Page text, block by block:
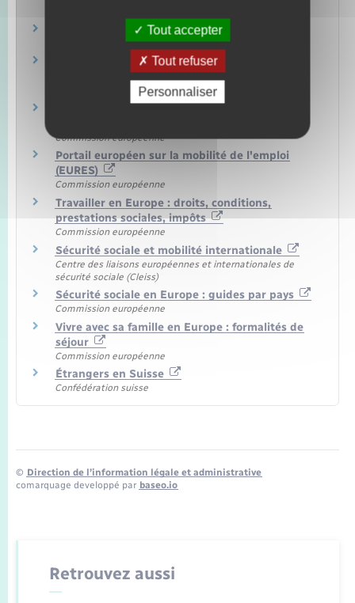
Site officiel de l'Union européenne
Commission européenne
Europe Direct : vous avez des questions sur
Commission européenne
Commission européenne
Portail européen sur la mobilité de l'emploi
(EURES)
Commission européenne
Travailler en Europe : droits, conditions,
prestations sociales, impôts
Commission européenne
Sécurité sociale et mobilité internationale
Centre des liaisons européennes et internationales de
sécurité sociale (Cleiss)
Sécurité sociale en Europe : guides par pays
Commission européenne
Vivre avec sa famille en Europe : formalités de
séjour
Commission européenne
Étrangers en Suisse
Confédération suisse
© Direction de l’information légale et administrative
comarquage developpé par baseo.io
Retrouvez aussi
Tout accepter
Tout refuser
Personnaliser